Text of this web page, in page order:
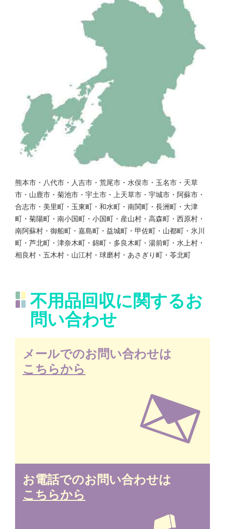
熊本市・八代市・人吉市・荒尾市・水俣市・玉名市・天草
市・山鹿市・菊池市・宇土市・上天草市・宇城市・阿蘇市・
合志市・美里町・玉東町・和水町・南関町・長洲町・大津
町・菊陽町・南小国町・小国町・産山村・高森町・西原村・
南阿蘇村・御船町・嘉島町・益城町・甲佐町・山都町・氷川
町・芦北町・津奈木町・錦町・多良木町・湯前町・水上村・
相良村・五木村・山江村・球磨村・あさぎり町・苓北町
不用品回収に関するお
問い合わせ
メールでのお問い合わせは
こちらから
お電話でのお問い合わせは
こちらから